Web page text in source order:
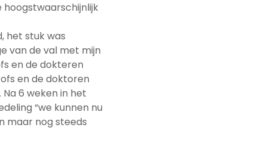
het stuk was
van de val met mijn
en de dokteren
en de doktoren
6 weken in het
“we kunnen nu
maar nog steeds